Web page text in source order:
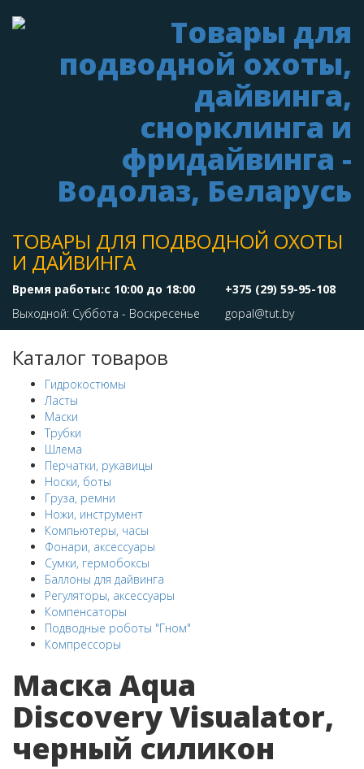
ТОВАРЫ ДЛЯ ПОДВОДНОЙ ОХОТЫ
И ДАЙВИНГА
Время работы:с 10:00 до 18:00
Выходной: Суббота - Воскресенье
+375 (29) 59-95-108
gopal@tut.by
Каталог товаров
Гидрокостюмы
Ласты
Маски
Трубки
Шлема
Перчатки, рукавицы
Носки, боты
Груза, ремни
Ножи, инструмент
Компьютеры, часы
Фонари, аксессуары
Сумки, гермобоксы
Баллоны для дайвинга
Регуляторы, аксессуары
Компенсаторы
Подводные роботы "Гном"
Компрессоры
Маска Aqua
Discovery Visualator,
черный силикон